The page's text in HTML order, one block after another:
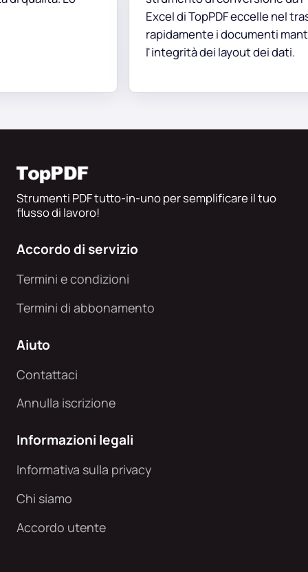
Excel di TopPDF eccelle nel
rapidamente i documenti
l'integrità dei layout dei dati.
Strumenti PDF tutto-in-uno per semplificare il tuo
flusso di lavoro!
Accordo di servizio
Termini e condizioni
Termini di abbonamento
Aiuto
Contattaci
Annulla iscrizione
Informazioni legali
Informativa sulla privacy
Chi siamo
Accordo utente